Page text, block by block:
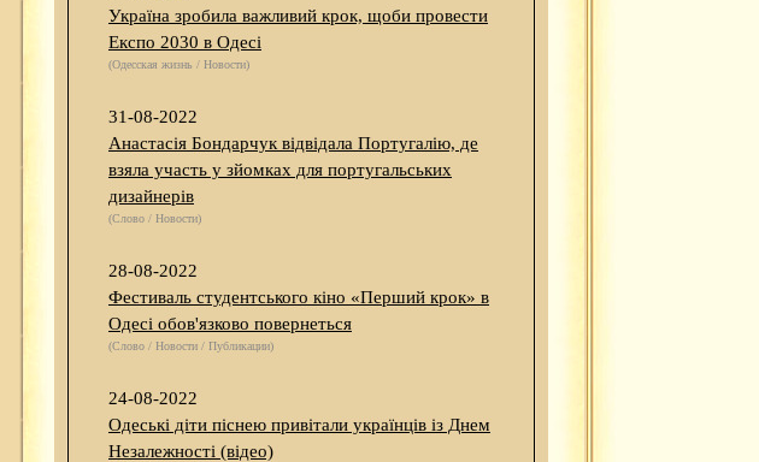
Україна зробила важливий крок, щоби провести
Експо 2030 в Одесі
(Одесская жизнь / Новости)
31-08-2022
Анастасія Бондарчук відвідала Португалію, де
взяла участь у зйомках для португальських
дизайнерів
(Слово / Новости)
28-08-2022
Фестиваль студентського кіно «Перший крок» в
Одесі обов'язково повернеться
(Слово / Новости / Публикации)
24-08-2022
Одеські діти піснею привітали українців із Днем
Незалежності (відео)